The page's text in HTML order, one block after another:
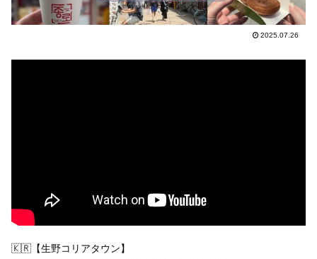
2025.07.26
🇰🇷【生野コリアタウン】